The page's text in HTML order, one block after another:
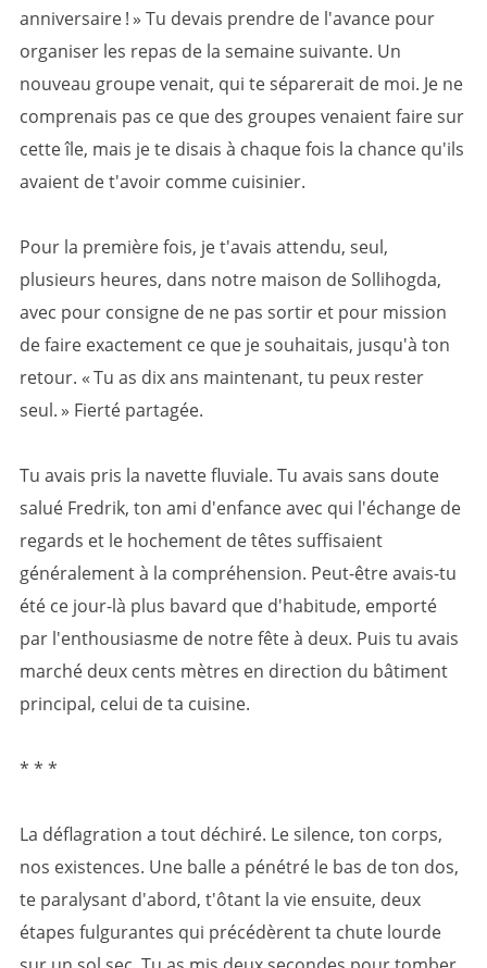
anniversaire ! » Tu devais prendre de l'avance pour
organiser les repas de la semaine suivante. Un
nouveau groupe venait, qui te séparerait de moi. Je ne
comprenais pas ce que des groupes venaient faire sur
cette île, mais je te disais à chaque fois la chance qu'ils
avaient de t'avoir comme cuisinier.
Pour la première fois, je t'avais attendu, seul,
plusieurs heures, dans notre maison de Sollihogda,
avec pour consigne de ne pas sortir et pour mission
de faire exactement ce que je souhaitais, jusqu'à ton
retour. « Tu as dix ans maintenant, tu peux rester
seul. » Fierté partagée.
Tu avais pris la navette fluviale. Tu avais sans doute
salué Fredrik, ton ami d'enfance avec qui l'échange de
regards et le hochement de têtes suffisaient
généralement à la compréhension. Peut-être avais-tu
été ce jour-là plus bavard que d'habitude, emporté
par l'enthousiasme de notre fête à deux. Puis tu avais
marché deux cents mètres en direction du bâtiment
principal, celui de ta cuisine.
* * *
La déflagration a tout déchiré. Le silence, ton corps,
nos existences. Une balle a pénétré le bas de ton dos,
te paralysant d'abord, t'ôtant la vie ensuite, deux
étapes fulgurantes qui précédèrent ta chute lourde